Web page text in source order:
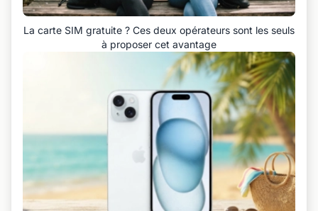
La carte SIM gratuite ? Ces deux opérateurs sont les seuls
à proposer cet avantage